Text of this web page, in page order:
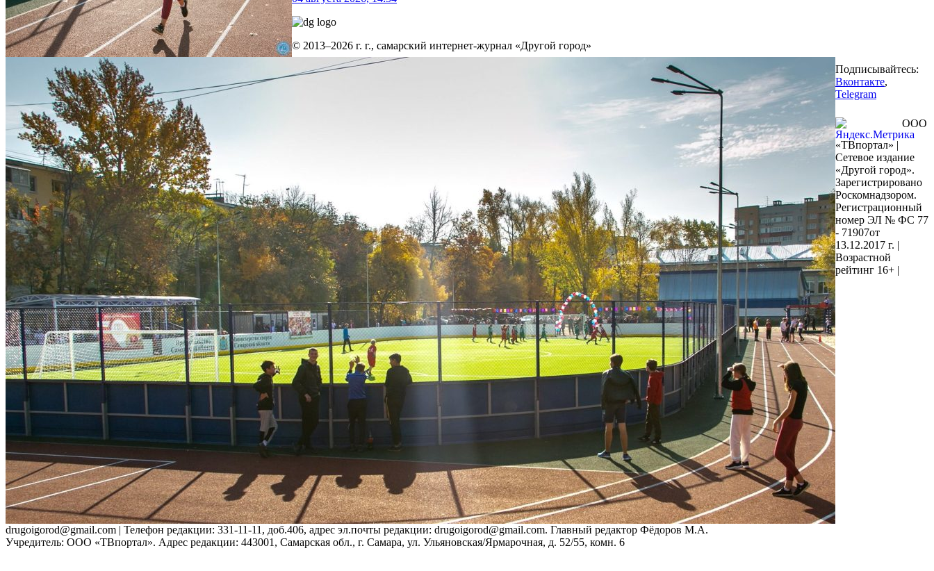
© 2013–2026 г. г., самарский интернет-журнал «Другой город»
Подписывайтесь:
Вконтакте,
Telegram
ООО
«ТВпортал» |
Сетевое издание
«Другой город».
Зарегистрировано
Роскомнадзором.
Регистрационный
номер ЭЛ № ФС 77
- 71907от
13.12.2017 г. |
Возрастной
рейтинг 16+ |
drugoigorod@gmail.com | Телефон редакции: 331-11-11, доб.406, адрес эл.почты редакции: drugoigorod@gmail.com. Главный редактор Фёдоров М.А.
Учредитель: ООО «ТВпортал». Адрес редакции: 443001, Самарская обл., г. Самара, ул. Ульяновская/Ярмарочная, д. 52/55, комн. 6